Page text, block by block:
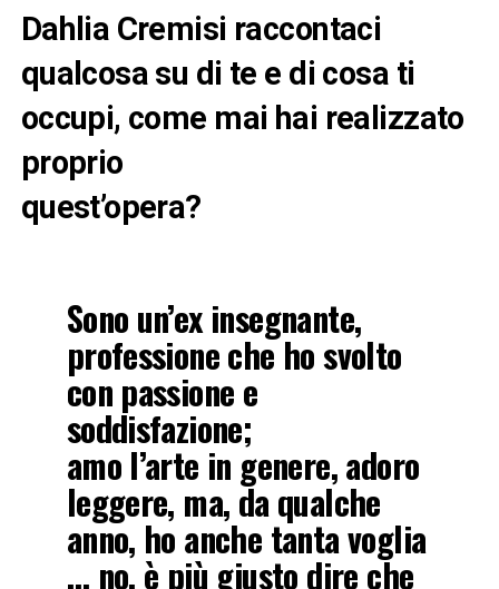
Dahlia Cremisi raccontaci
qualcosa su di te e di cosa ti
occupi, come mai hai realizzato
proprio
quest’opera?
Sono un’ex insegnante,
professione che ho svolto
con passione e
soddisfazione;
amo l’arte in genere, adoro
leggere, ma, da qualche
anno, ho anche tanta voglia
… no, è più giusto dire che